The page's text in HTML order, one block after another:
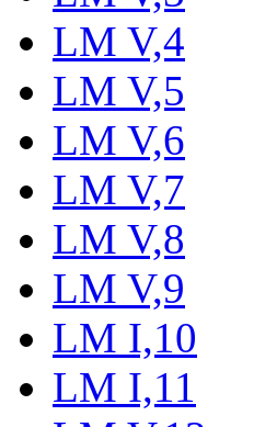
LM V,4
LM V,5
LM V,6
LM V,7
LM V,8
LM V,9
LM I,10
LM I,11